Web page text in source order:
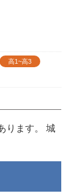
高1~高3
ります。 城